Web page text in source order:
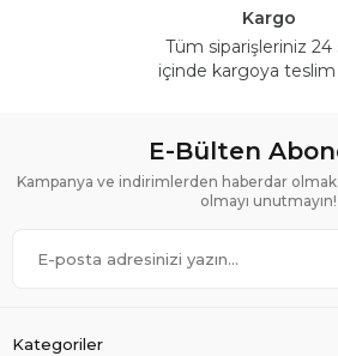
Kargo
Tüm siparişleriniz 24
içinde kargoya
E-Bülten
Kampanya ve indirimlerden haberdar
olmayı unutmayın!
Kategoriler